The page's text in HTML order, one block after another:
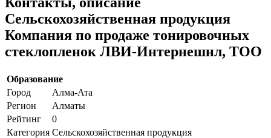
Сельскохозяйственная продукция
Компания по продаже тонировочных
стеклопленок ЛВИ-Интернешнл, ТОО
Образование
Город
Алма-Ата
Регион
Алматы
Рейтинг
0
Категория Сельскохозяйственная продукция